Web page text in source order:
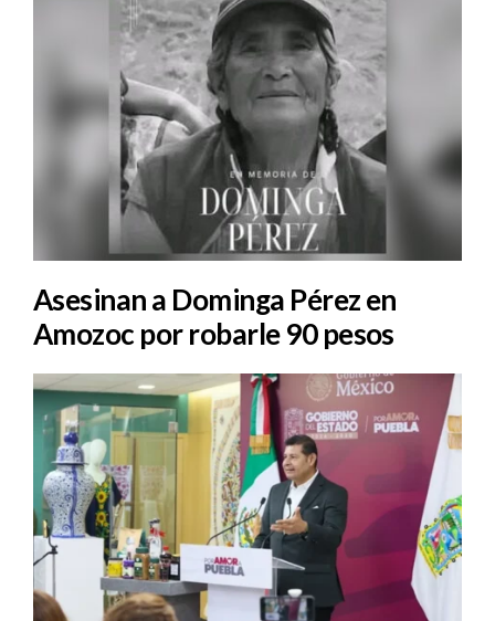
Asesinan a Dominga Pérez en
Amozoc por robarle 90 pesos